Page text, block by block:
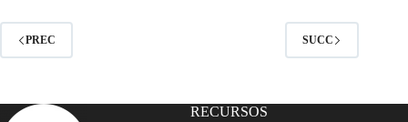
PREC SUCC
RECURSOS